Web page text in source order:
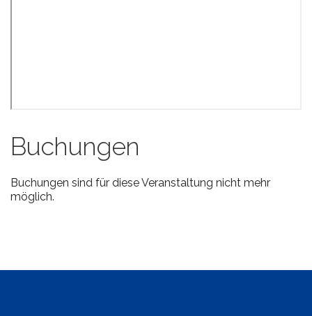
Buchungen
Buchungen sind für diese Veranstaltung nicht mehr
möglich.